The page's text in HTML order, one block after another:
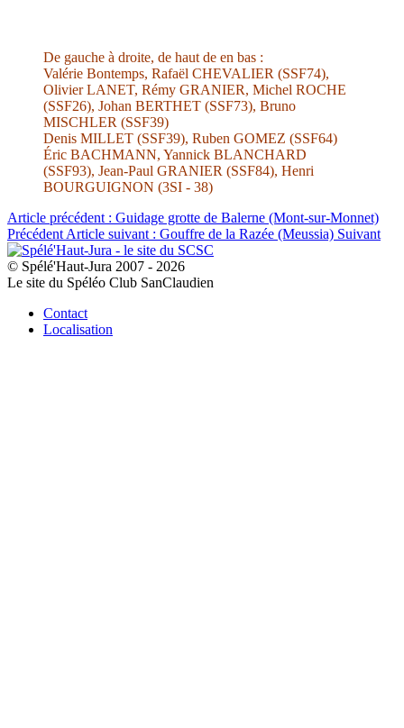
De gauche à droite, de haut de en bas :
Valérie Bontemps, Rafaël CHEVALIER (SSF74),
Olivier LANET, Rémy GRANIER, Michel ROCHE
(SSF26), Johan BERTHET (SSF73), Bruno
MISCHLER (SSF39)
Denis MILLET (SSF39), Ruben GOMEZ (SSF64)
Éric BACHMANN, Yannick BLANCHARD
(SSF93), Jean-Paul GRANIER (SSF84), Henri
BOURGUIGNON (3SI - 38)
Article précédent : Guidage grotte de Balerne (Mont-sur-Monnet)
Précédent Article suivant : Gouffre de la Razée (Meussia) Suivant
© Spélé'Haut-Jura 2007 - 2026
Le site du Spéléo Club SanClaudien
Contact
Localisation